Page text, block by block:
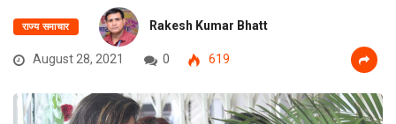
राज्य समाचार Rakesh Kumar Bhatt
August 28, 2021 0 619